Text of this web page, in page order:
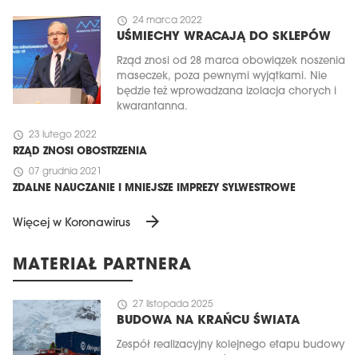
schedule 24 marca 2022
UŚMIECHY WRACAJĄ DO SKLEPÓW
Rząd znosi od 28 marca obowiązek noszenia
maseczek, poza pewnymi wyjątkami. Nie
będzie też wprowadzana izolacja chorych i
kwarantanna.
schedule 23 lutego 2022
RZĄD ZNOSI OBOSTRZENIA
schedule 07 grudnia 2021
ZDALNE NAUCZANIE I MNIEJSZE IMPREZY SYLWESTROWE
Więcej w Koronawirus arrow_forward
MATERIAŁ PARTNERA
schedule 27 listopada 2025
BUDOWA NA KRAŃCU ŚWIATA
Zespół realizacyjny kolejnego etapu budowy